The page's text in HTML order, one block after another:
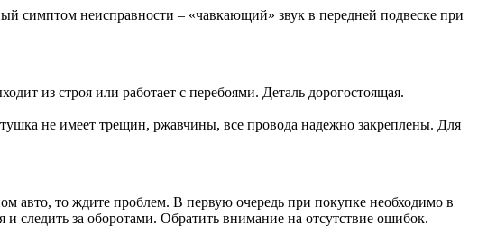
симптом неисправности – «чавкающий» звук в передней подвеске при
из строя или работает с перебоями. Деталь дорогостоящая.
не имеет трещин, ржавчины, все провода надежно закреплены. Для
авто, то ждите проблем. В первую очередь при покупке необходимо в
следить за оборотами. Обратить внимание на отсутствие ошибок.